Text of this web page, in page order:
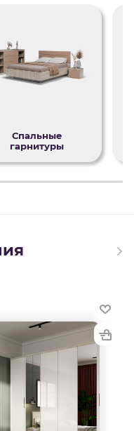
Спальные
гарнитуры